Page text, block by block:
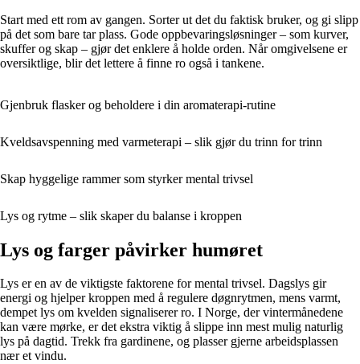
Start med ett rom av gangen. Sorter ut det du faktisk bruker, og gi slipp
på det som bare tar plass. Gode oppbevaringsløsninger – som kurver,
skuffer og skap – gjør det enklere å holde orden. Når omgivelsene er
oversiktlige, blir det lettere å finne ro også i tankene.
Gjenbruk flasker og beholdere i din aromaterapi-rutine
Kveldsavspenning med varmeterapi – slik gjør du trinn for trinn
Skap hyggelige rammer som styrker mental trivsel
Lys og rytme – slik skaper du balanse i kroppen
Lys og farger påvirker humøret
Lys er en av de viktigste faktorene for mental trivsel. Dagslys gir
energi og hjelper kroppen med å regulere døgnrytmen, mens varmt,
dempet lys om kvelden signaliserer ro. I Norge, der vintermånedene
kan være mørke, er det ekstra viktig å slippe inn mest mulig naturlig
lys på dagtid. Trekk fra gardinene, og plasser gjerne arbeidsplassen
nær et vindu.